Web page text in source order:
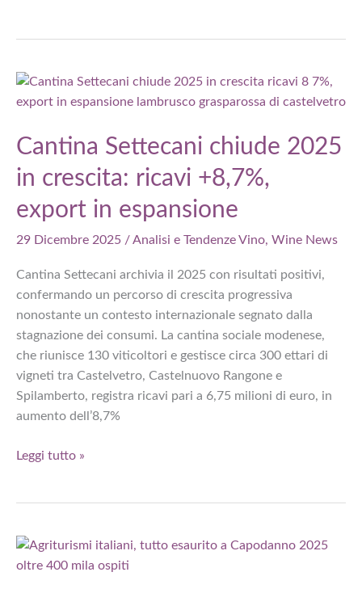
storia
Hu
«Così
ho
la
depressione»
Cantina Settecani chiude 2025
in crescita: ricavi +8,7%,
export in espansione
29 Dicembre 2025 /Analisi e Tendenze Vino, Wine News
Cantina Settecani archivia il 2025 con risultati positivi,
confermando un percorso di crescita progressiva
nonostante un contesto internazionale segnato dalla
stagnazione dei consumi. La cantina sociale modenese,
che riunisce 130 viticoltori e gestisce circa 300 ettari di
vigneti tra Castelvetro, Castelnuovo Rangone e
Spilamberto, registra ricavi pari a 6,75 milioni di euro, in
aumento dell’8,7%
Cantina
in
crescita:
Leggi tutto »